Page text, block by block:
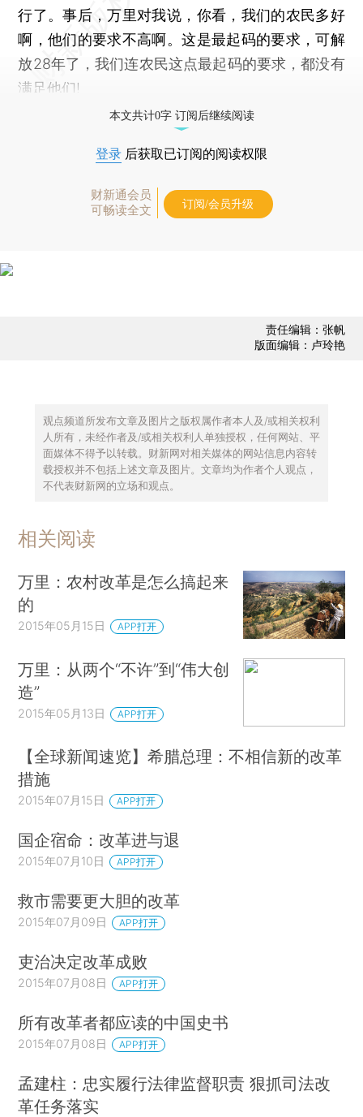
行了。事后，万里对我说，你看，我们的农民多好
啊，他们的要求不高啊。这是最起码的要求，可解
放28年了，我们连农民这点最起码的要求，都没有
满足他们!
本文共计0字 订阅后继续阅读
登录 后获取已订阅的阅读权限
财新通会员
可畅读全文
订阅/会员升级
责任编辑：张帆
版面编辑：卢玲艳
观点频道所发布文章及图片之版权属作者本人及/或相关权利
人所有，未经作者及/或相关权利人单独授权，任何网站、平
面媒体不得予以转载。财新网对相关媒体的网站信息内容转
载授权并不包括上述文章及图片。文章均为作者个人观点，
不代表财新网的立场和观点。
相关阅读
万里：农村改革是怎么搞起来
的
2015年05月15日 APP打开
万里：从两个“不许”到“伟大创
造”
2015年05月13日 APP打开
【全球新闻速览】希腊总理：不相信新的改革
措施
2015年07月15日 APP打开
国企宿命：改革进与退
2015年07月10日 APP打开
救市需要更大胆的改革
2015年07月09日 APP打开
吏治决定改革成败
2015年07月08日 APP打开
所有改革者都应读的中国史书
2015年07月08日 APP打开
孟建柱：忠实履行法律监督职责 狠抓司法改
革任务落实